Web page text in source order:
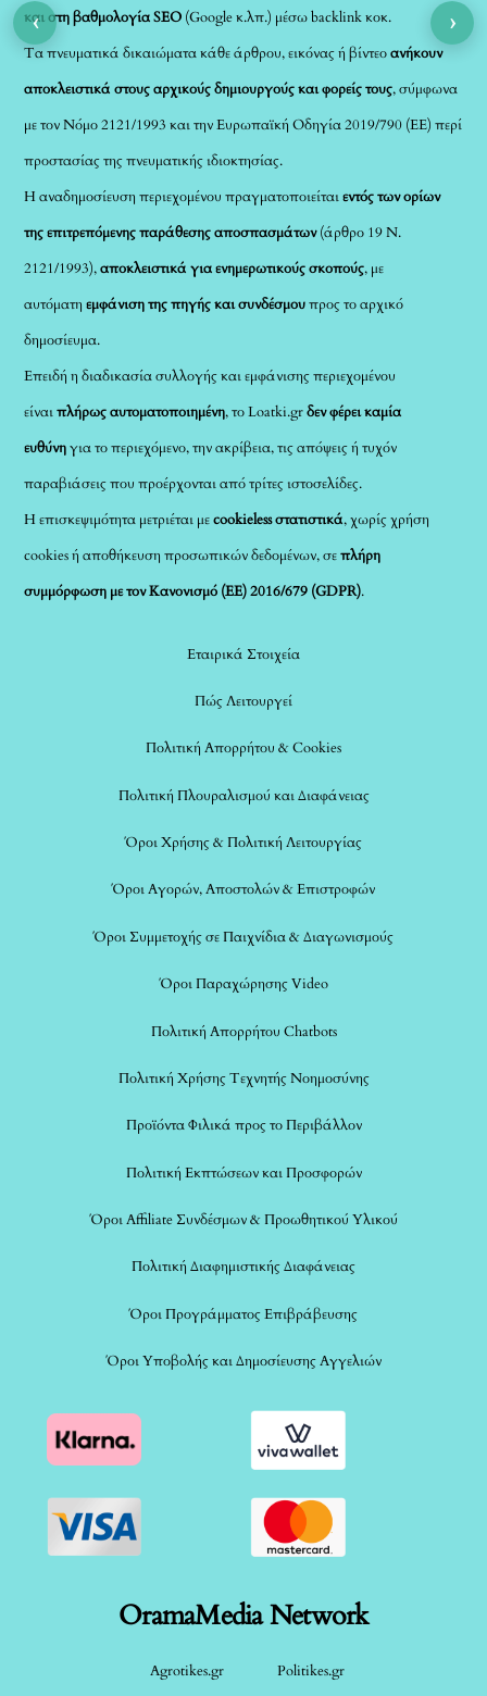
και στη βαθμολογία SEO (Google κ.λπ.) μέσω backlink κοκ.
Τα πνευματικά δικαιώματα κάθε άρθρου, εικόνας ή βίντεοανήκουν
αποκλειστικά στους αρχικούς δημιουργούς και φορείς τους, σύμφωνα
με τον Νόμο 2121/1993 και την Ευρωπαϊκή Οδηγία 2019/790 (ΕΕ) περί
προστασίας της πνευματικής ιδιοκτησίας.
Η αναδημοσίευση περιεχομένου πραγματοποιείταιεντός των ορίων
της επιτρεπόμενης παράθεσης αποσπασμάτων(άρθρο 19 Ν.
2121/1993),αποκλειστικά για ενημερωτικούς σκοπούς, με
αυτόματηεμφάνιση της πηγής και συνδέσμουπρος το αρχικό
δημοσίευμα.
Επειδή η διαδικασία συλλογής και εμφάνισης περιεχομένου
είναιπλήρως αυτοματοποιημένη, το Loatki.grδεν φέρει καμία
ευθύνηγια το περιεχόμενο, την ακρίβεια, τις απόψεις ή τυχόν
παραβιάσεις που προέρχονται από τρίτες ιστοσελίδες.
Η επισκεψιμότητα μετριέται μεcookieless στατιστικά, χωρίς χρήση
cookies ή αποθήκευση προσωπικών δεδομένων, σεπλήρη
συμμόρφωση με τον Κανονισμό (ΕΕ) 2016/679 (GDPR).
Εταιρικά Στοιχεία
Πώς Λειτουργεί
Πολιτική Απορρήτου & Cookies
Πολιτική Πλουραλισμού και Διαφάνειας
Όροι Χρήσης & Πολιτική Λειτουργίας
Όροι Αγορών, Αποστολών & Επιστροφών
Όροι Συμμετοχής σε Παιχνίδια & Διαγωνισμούς
Όροι Παραχώρησης Video
Πολιτική Απορρήτου Chatbots
Πολιτική Χρήσης Τεχνητής Νοημοσύνης
Προϊόντα Φιλικά προς το Περιβάλλον
Πολιτική Εκπτώσεων και Προσφορών
Όροι Affiliate Συνδέσμων & Προωθητικού Υλικού
Πολιτική Διαφημιστικής Διαφάνειας
Όροι Προγράμματος Επιβράβευσης
Όροι Υποβολής και Δημοσίευσης Αγγελιών
OramaMedia Network
Agrotikes.gr Politikes.gr
‹ ›